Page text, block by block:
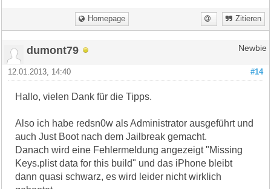
Homepage Zitieren
dumont79 Newbie
#14
12.01.2013, 14:40
Hallo, vielen Dank für die Tipps.
Also ich habe redsn0w als Administrator ausgeführt und
auch Just Boot nach dem Jailbreak gemacht.
Danach wird eine Fehlermeldung angezeigt "Missing
Keys.plist data for this build" und das iPhone bleibt
dann quasi schwarz, es wird leider nicht wirklich